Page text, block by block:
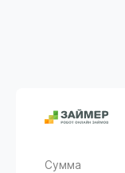
Сумма